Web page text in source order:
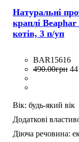
Натуральні
краплі
котів, 3 п/уп
BAR15616
490.00грн
Вік: будь-який вік
Додаткові
Діюча речовина: